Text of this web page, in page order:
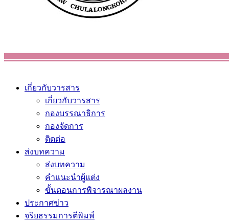
เกี่ยวกับวารสาร
เกี่ยวกับวารสาร
กองบรรณาธิการ
กองจัดการ
ติดต่อ
ส่งบทความ
ส่งบทความ
คำแนะนำผู้แต่ง
ขั้นตอนการพิจารณาผลงาน
ประกาศข่าว
จริยธรรมการตีพิมพ์